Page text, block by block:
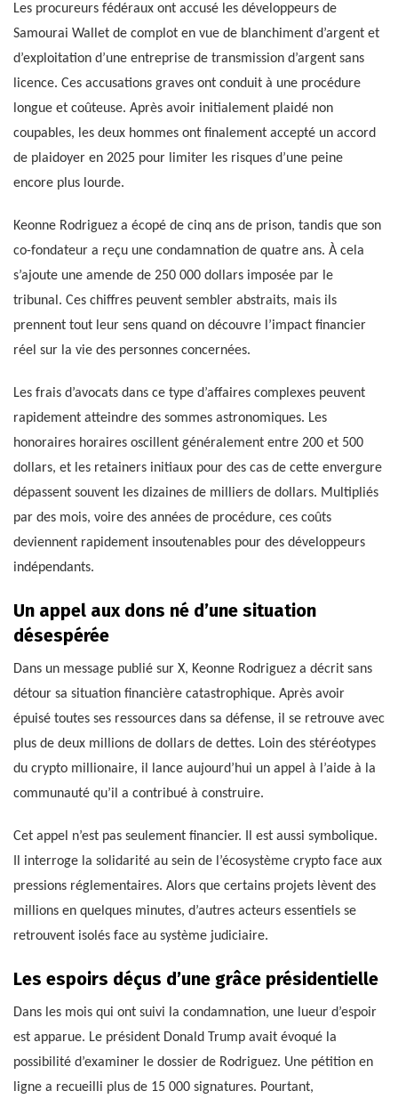
Les procureurs fédéraux ont accusé les développeurs de
Samourai Wallet de complot en vue de blanchiment d’argent et
d’exploitation d’une entreprise de transmission d’argent sans
licence. Ces accusations graves ont conduit à une procédure
longue et coûteuse. Après avoir initialement plaidé non
coupables, les deux hommes ont finalement accepté un accord
de plaidoyer en 2025 pour limiter les risques d’une peine
encore plus lourde.
Keonne Rodriguez a écopé de cinq ans de prison, tandis que son
co-fondateur a reçu une condamnation de quatre ans. À cela
s’ajoute une amende de 250 000 dollars imposée par le
tribunal. Ces chiffres peuvent sembler abstraits, mais ils
prennent tout leur sens quand on découvre l’impact financier
réel sur la vie des personnes concernées.
Les frais d’avocats dans ce type d’affaires complexes peuvent
rapidement atteindre des sommes astronomiques. Les
honoraires horaires oscillent généralement entre 200 et 500
dollars, et les retainers initiaux pour des cas de cette envergure
dépassent souvent les dizaines de milliers de dollars. Multipliés
par des mois, voire des années de procédure, ces coûts
deviennent rapidement insoutenables pour des développeurs
indépendants.
Un appel aux dons né d’une situation
désespérée
Dans un message publié sur X, Keonne Rodriguez a décrit sans
détour sa situation financière catastrophique. Après avoir
épuisé toutes ses ressources dans sa défense, il se retrouve avec
plus de deux millions de dollars de dettes. Loin des stéréotypes
du crypto millionaire, il lance aujourd’hui un appel à l’aide à la
communauté qu’il a contribué à construire.
Cet appel n’est pas seulement financier. Il est aussi symbolique.
Il interroge la solidarité au sein de l’écosystème crypto face aux
pressions réglementaires. Alors que certains projets lèvent des
millions en quelques minutes, d’autres acteurs essentiels se
retrouvent isolés face au système judiciaire.
Les espoirs déçus d’une grâce présidentielle
Dans les mois qui ont suivi la condamnation, une lueur d’espoir
est apparue. Le président Donald Trump avait évoqué la
possibilité d’examiner le dossier de Rodriguez. Une pétition en
ligne a recueilli plus de 15 000 signatures. Pourtant,